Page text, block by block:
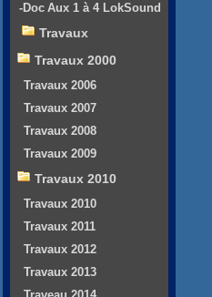
-Doc Aux 1 à 4 LokSound
Travaux
Travaux 2000
Travaux 2006
Travaux 2007
Travaux 2008
Travaux 2009
Travaux 2010
Travaux 2010
Travaux 2011
Travaux 2012
Travaux 2013